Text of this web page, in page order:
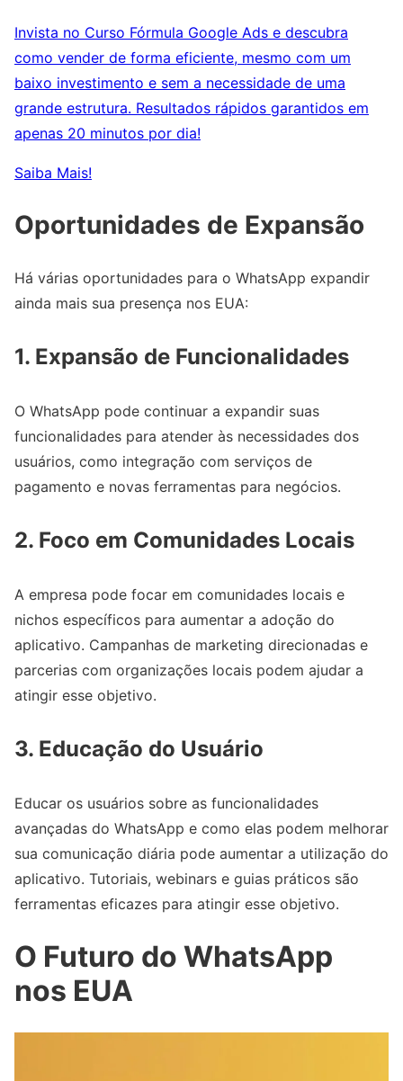
Invista no Curso Fórmula Google Ads e descubra
como vender de forma eficiente, mesmo com um
baixo investimento e sem a necessidade de uma
grande estrutura. Resultados rápidos garantidos em
apenas 20 minutos por dia!
Saiba Mais!
Oportunidades de Expansão
Há várias oportunidades para o WhatsApp expandir
ainda mais sua presença nos EUA:
1. Expansão de Funcionalidades
O WhatsApp pode continuar a expandir suas
funcionalidades para atender às necessidades dos
usuários, como integração com serviços de
pagamento e novas ferramentas para negócios.
2. Foco em Comunidades Locais
A empresa pode focar em comunidades locais e
nichos específicos para aumentar a adoção do
aplicativo. Campanhas de marketing direcionadas e
parcerias com organizações locais podem ajudar a
atingir esse objetivo.
3. Educação do Usuário
Educar os usuários sobre as funcionalidades
avançadas do WhatsApp e como elas podem melhorar
sua comunicação diária pode aumentar a utilização do
aplicativo. Tutoriais, webinars e guias práticos são
ferramentas eficazes para atingir esse objetivo.
O Futuro do WhatsApp
nos EUA